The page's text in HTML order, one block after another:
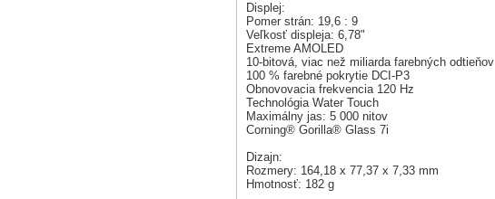
Displej:
Pomer strán: 19,6 : 9
Veľkosť displeja: 6,78"
Extreme AMOLED
10-bitová, viac než miliarda farebných odtieňov
100 % farebné pokrytie DCI-P3
Obnovovacia frekvencia 120 Hz
Technológia Water Touch
Maximálny jas: 5 000 nitov
Corning® Gorilla® Glass 7i
Dizajn:
Rozmery: 164,18 x 77,37 x 7,33 mm
Hmotnosť: 182 g